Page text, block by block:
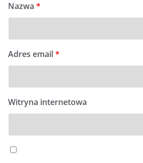
Nazwa *
Adres email*
Witryna internetowa